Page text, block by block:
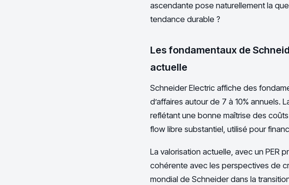
ascendante pose naturellement la
tendance durable ?
Les fondamentaux de
actuelle
Schneider Electric affiche des
d’affaires autour de 7 à 10% annuels.
reflétant une bonne maîtrise des
flow libre substantiel, utilisé pour
La valorisation actuelle, avec un PER
cohérente avec les perspectives de
mondial de Schneider dans la